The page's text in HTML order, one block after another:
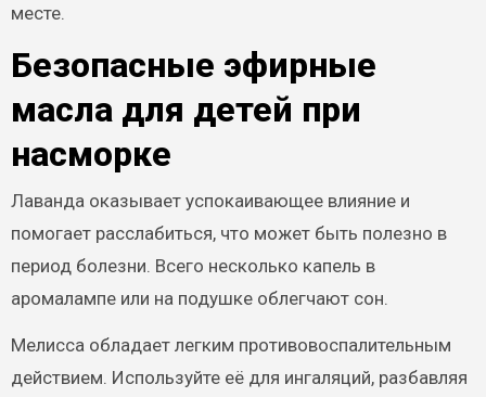
месте.
Безопасные эфирные
масла для детей при
насморке
Лаванда оказывает успокаивающее влияние и
помогает расслабиться, что может быть полезно в
период болезни. Всего несколько капель в
аромалампе или на подушке облегчают сон.
Мелисса обладает легким противовоспалительным
действием. Используйте её для ингаляций, разбавляя